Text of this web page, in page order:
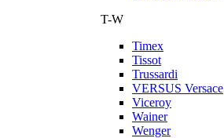
T-W
Timex
Tissot
Trussardi
VERSUS Versace
Viceroy
Wainer
Wenger